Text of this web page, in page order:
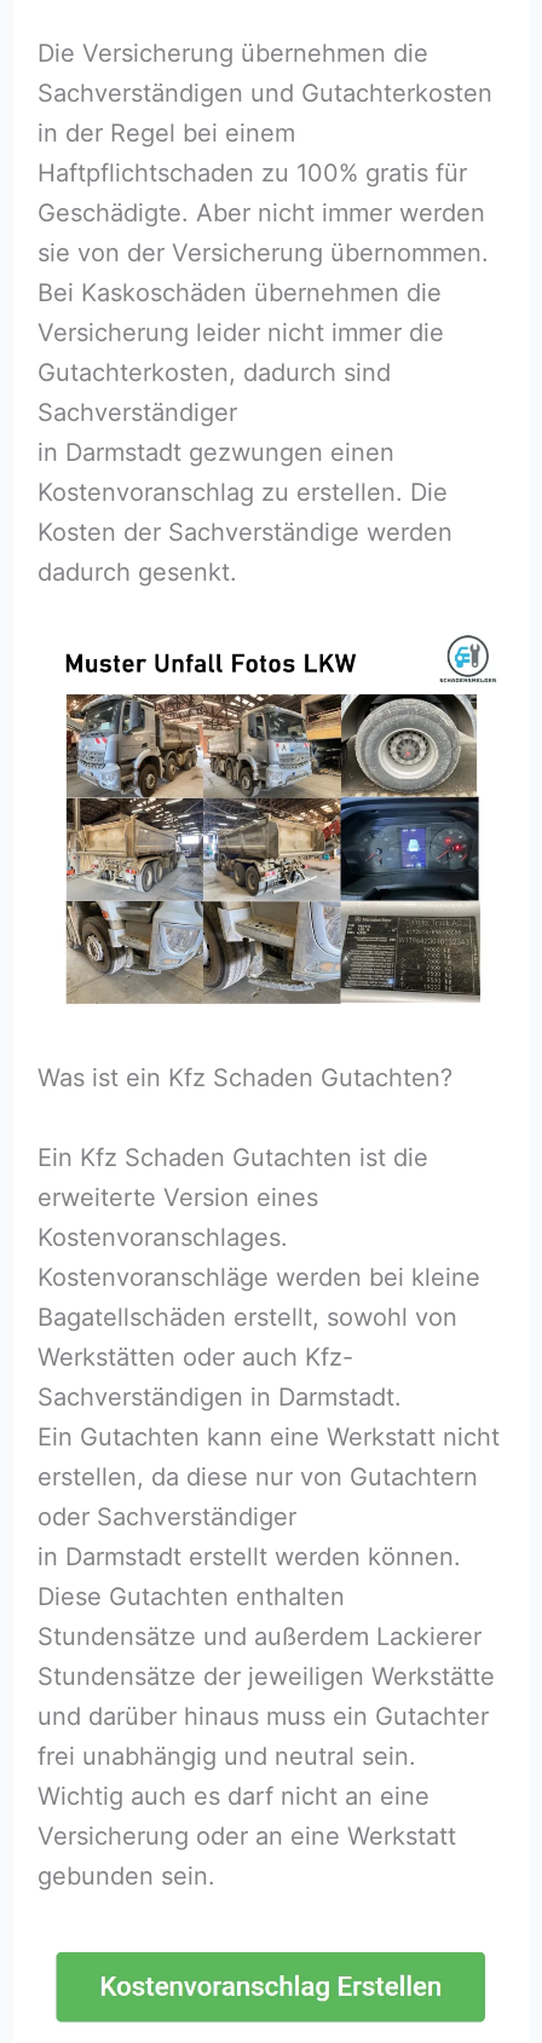
Die Versicherung übernehmen die
Sachverständigen und Gutachterkosten
in der Regel bei einem
Haftpflichtschaden zu 100% gratis für
Geschädigte. Aber nicht immer werden
sie von der Versicherung übernommen.
Bei Kaskoschäden übernehmen die
Versicherung leider nicht immer die
Gutachterkosten, dadurch sind
Sachverständiger
in Darmstadt gezwungen einen
Kostenvoranschlag zu erstellen. Die
Kosten der Sachverständige werden
dadurch gesenkt.
Was ist ein Kfz Schaden Gutachten?
Ein Kfz Schaden Gutachten ist die
erweiterte Version eines
Kostenvoranschlages.
Kostenvoranschläge werden bei kleine
Bagatellschäden erstellt, sowohl von
Werkstätten oder auch Kfz-
Sachverständigen in Darmstadt.
Ein Gutachten kann eine Werkstatt nicht
erstellen, da diese nur von Gutachtern
oder Sachverständiger
in Darmstadt erstellt werden können.
Diese Gutachten enthalten
Stundensätze und außerdem Lackierer
Stundensätze der jeweiligen Werkstätte
und darüber hinaus muss ein Gutachter
frei unabhängig und neutral sein.
Wichtig auch es darf nicht an eine
Versicherung oder an eine Werkstatt
gebunden sein.